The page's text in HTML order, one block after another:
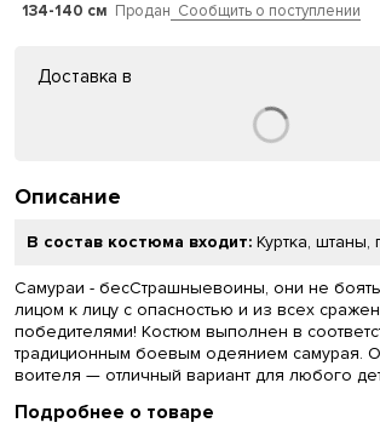
134-140 см Продан Сообщить о поступлении
Доставка в
Описание
В состав костюма входит: Куртка,
Самураи - бесСтрашныевоины, они не
лицом к лицу с опасностью и из всех
победителями! Костюм выполнен в
традиционным боевым одеянием самурая.
воителя — отличный вариант для любого
Подробнее о товаре